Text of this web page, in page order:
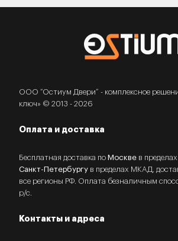
ООО “Остиум Двери” - комплексное
ключ» © 2013 - 2026
Оплата и доставка
Бесплатная доставка по Москве в
Санкт-Петербургу в пределах МКАД,
все регионы РФ. Оплата безналичным
р/с.
Контакты и адреса